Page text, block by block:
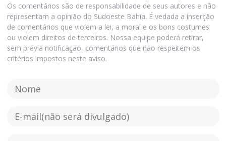
Os comentários são de responsabilidade de seus autores e não
representam a opinião do Sudoeste Bahia. É vedada a inserção
de comentários que violem a lei, a moral e os bons costumes
ou violem direitos de terceiros. Nossa equipe poderá retirar,
sem prévia notificação, comentários que não respeitem os
critérios impostos neste aviso.